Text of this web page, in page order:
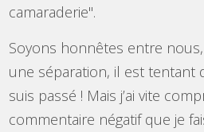
camaraderie".
Soyons honnêtes entre
une séparation, il est tentant
suis passé ! Mais j’ai vite
commentaire négatif que je